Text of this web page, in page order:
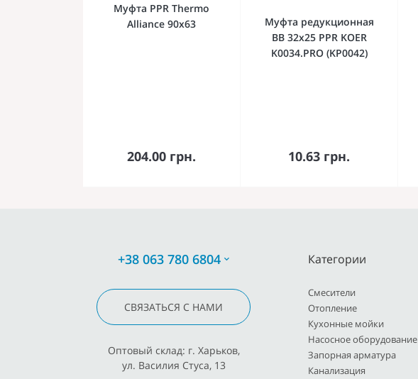
Муфта PPR Thermo
Alliance 90х63
204.00 грн.
В корзину
Муфта редукционная
ВВ 32x25 PPR KOER
K0034.PRO (KP0042)
10.63 грн.
В корзину
+38 063 780 6804
СВЯЗАТЬСЯ С НАМИ
Оптовый склад: г. Харьков,
ул. Василия Стуса, 13
Категории
Cмесители
Отопление
Кухонные мойки
Насосное оборудование
Запорная арматура
Канализация